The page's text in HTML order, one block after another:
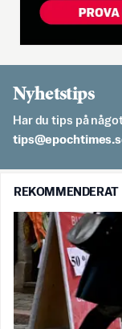
Nyhetstips
Har du tips på
REKOMMENDERAT